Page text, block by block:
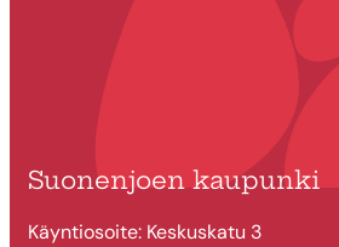
Suonenjoen kaupunki
Käyntiosoite: Keskuskatu 3